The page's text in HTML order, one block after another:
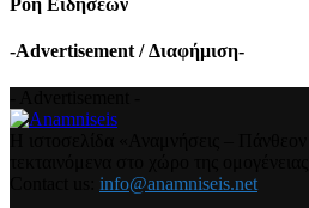
-Advertisement / Διαφήμιση-
info@anamniseis.net